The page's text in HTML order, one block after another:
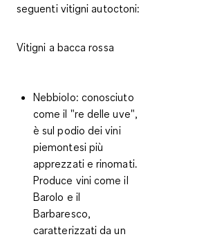
seguenti vitigni autoctoni:
Vitigni a bacca rossa
Nebbiolo: conosciuto
come il "re delle uve",
è sul podio dei vini
piemontesi più
apprezzati e rinomati.
Produce vini come il
Barolo e il
Barbaresco,
caratterizzati da un